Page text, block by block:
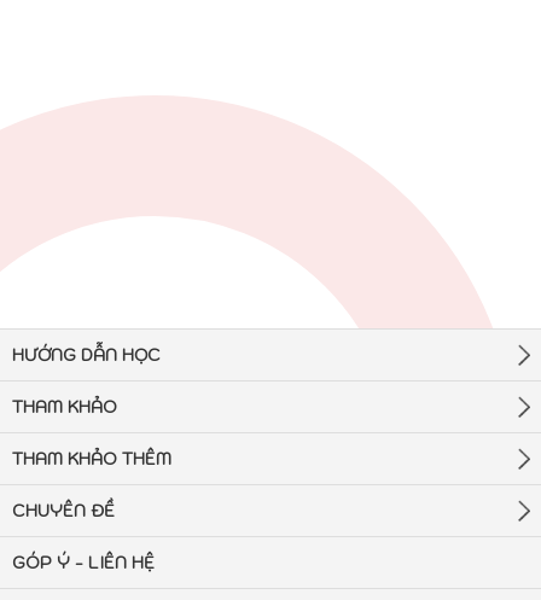
HƯỚNG DẪN HỌC
THAM KHẢO
THAM KHẢO THÊM
CHUYÊN ĐỀ
GÓP Ý - LIÊN HỆ